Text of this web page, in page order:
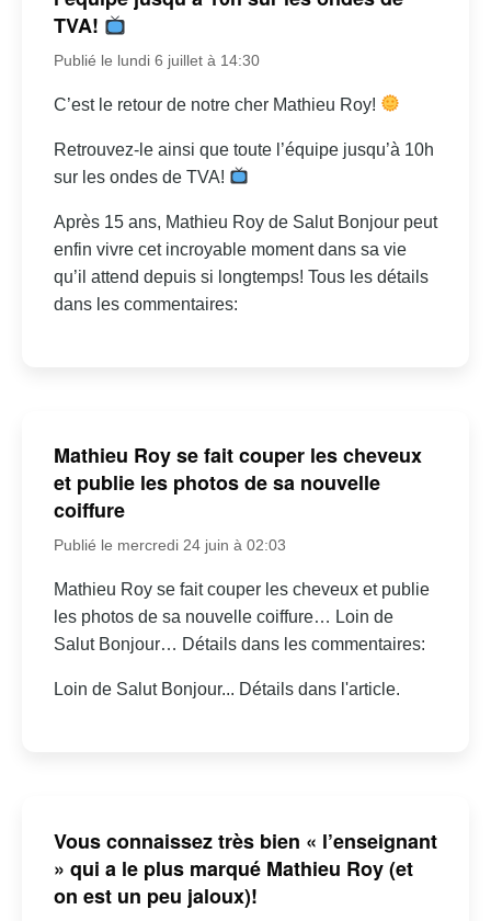
TVA!
Publié le lundi 6 juillet à 14:30
C’est le retour de notre cher Mathieu Roy!
Retrouvez-le ainsi que toute l’équipe jusqu’à 10h
sur les ondes de TVA!
Après 15 ans, Mathieu Roy de Salut Bonjour peut
enfin vivre cet incroyable moment dans sa vie
qu’il attend depuis si longtemps! Tous les détails
dans les commentaires:
Mathieu Roy se fait couper les cheveux
et publie les photos de sa nouvelle
coiffure
Publié le mercredi 24 juin à 02:03
Mathieu Roy se fait couper les cheveux et publie
les photos de sa nouvelle coiffure… Loin de
Salut Bonjour… Détails dans les commentaires:
Loin de Salut Bonjour... Détails dans l'article.
Vous connaissez très bien « l’enseignant
» qui a le plus marqué Mathieu Roy (et
on est un peu jaloux)!